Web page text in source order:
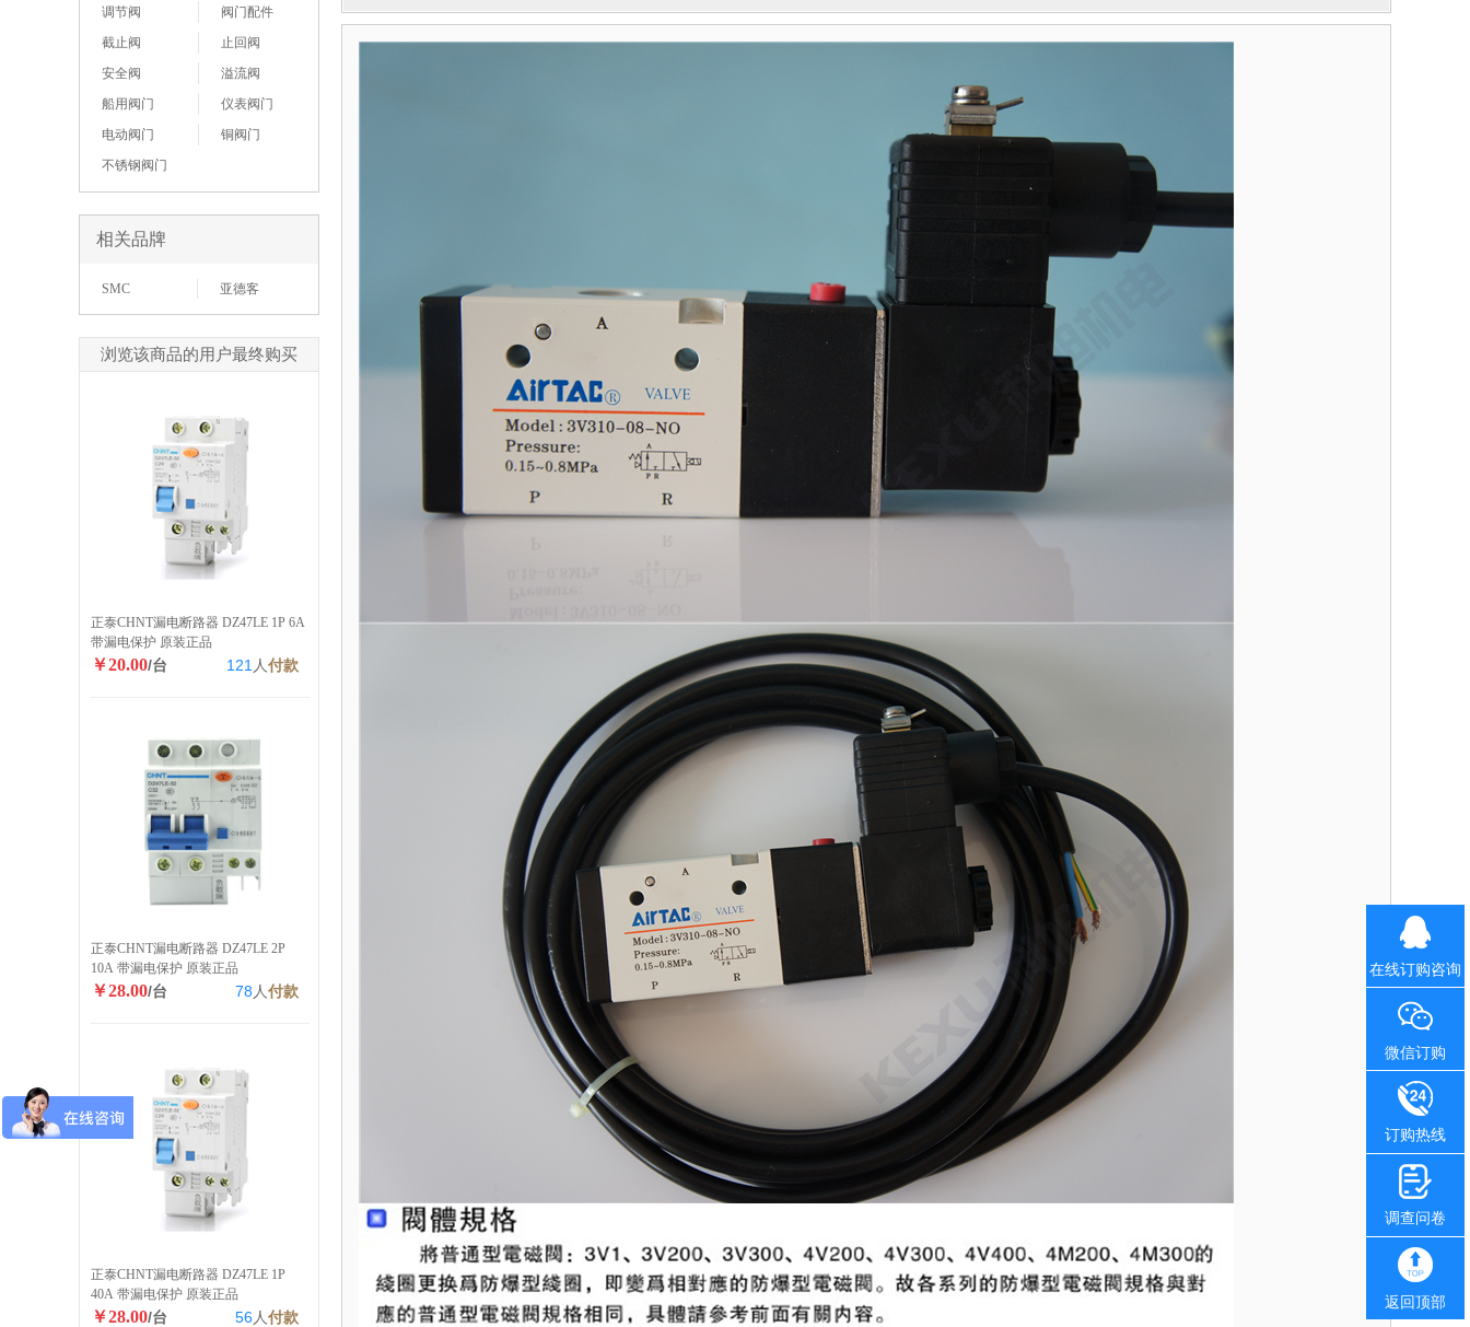
调节阀
阀门配件
截止阀
止回阀
安全阀
溢流阀
船用阀门
仪表阀门
电动阀门
铜阀门
不锈钢阀门
相关品牌
SMC 亚德客
浏览该商品的用户最终购买
正泰CHNT漏电断路器 DZ47LE 1P 6A
带漏电保护 原装正品
￥20.00/台 121 人付款
正泰CHNT漏电断路器 DZ47LE 2P
10A 带漏电保护 原装正品
￥28.00/台 78 人付款
正泰CHNT漏电断路器 DZ47LE 1P
40A 带漏电保护 原装正品
￥28.00/台 56人付款
在线订购咨询
微信订购
订购热线
调查问卷
返回顶部